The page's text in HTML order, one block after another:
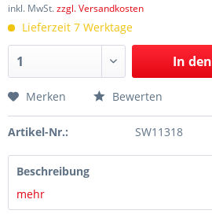
inkl. MwSt.zzgl. Versandkosten
Lieferzeit 7 Werktage
In den
Merken Bewerten
Artikel-Nr.: SW11318
Beschreibung
mehr